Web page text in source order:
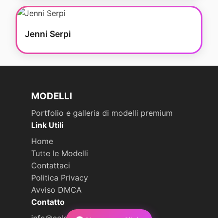
Jenni Serpi
MODELLI
Portfolio e galleria di modelli premium
Link Utili
Home
Tutte le Modelli
Contattaci
Politica Privacy
Avviso DMCA
Contatto